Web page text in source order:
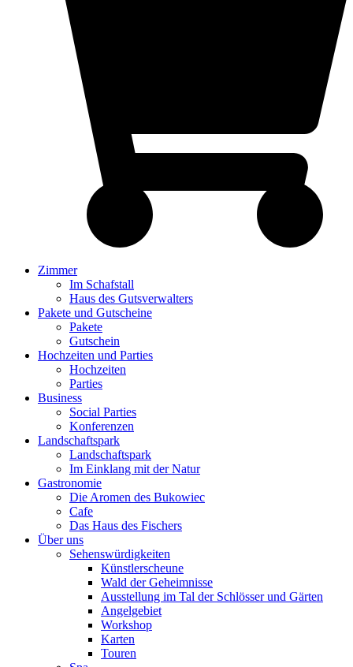
Zimmer
Im Schafstall
Haus des Gutsverwalters
Pakete und Gutscheine
Pakete
Gutschein
Hochzeiten und Parties
Hochzeiten
Parties
Business
Social Parties
Konferenzen
Landschaftspark
Landschaftspark
Im Einklang mit der Natur
Gastronomie
Die Aromen des Bukowiec
Cafe
Das Haus des Fischers
Über uns
Sehenswürdigkeiten
Künstlerscheune
Wald der Geheimnisse
Ausstellung im Tal der Schlösser und Gärten
Angelgebiet
Workshop
Karten
Touren